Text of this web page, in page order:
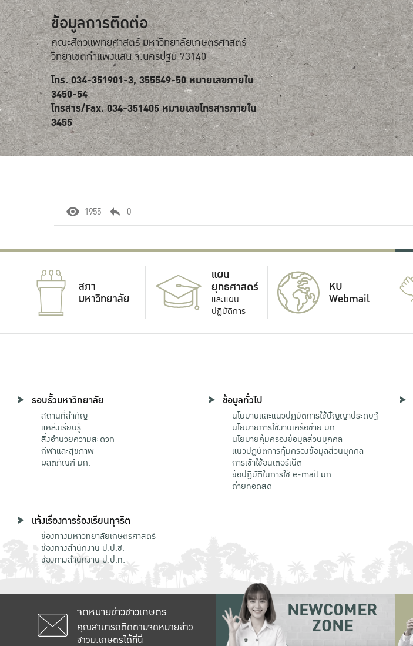
ข้อมูลการติดต่อ
คณะสัตวแพทยศาสตร์ มหาวิทยาลัยเกษตรศาสตร์
วิทยาเขตกำแพงแสน จ.นครปฐม 73140
โทร. 034-351901-3, 355549-50 หมายเลขภายใน
3450-54
โทรสาร/Fax. 034-351405 หมายเลขโทรสารภายใน
3455
1955 0
สภา
มหาวิทยาลัย
แผน
ยุทธศาสตร์
และแผน
ปฏิบัติการ
KU
Webmail
รอบรั้วมหาวิทยาลัย
สถานที่สำคัญ
แหล่งเรียนรู้
สิ่งอำนวยความสะดวก
กีฬาและสุขภาพ
ผลิตภัณฑ์ มก.
ข้อมูลทั่วไป
นโยบายและแนวปฏิบัติการใช้ปัญญาประดิษฐ์
นโยบายการใช้งานเครือข่าย มก.
นโยบายคุ้มครองข้อมูลส่วนบุคคล
แนวปฏิบัติการคุ้มครองข้อมูลส่วนบุคคล
การเข้าใช้อินเตอร์เน็ต
ข้อปฏิบัติในการใช้ e-mail มก.
ถ่ายทอดสด
แจ้งเรื่องการร้องเรียนทุจริต
ช่องทางมหาวิทยาลัยเกษตรศาสตร์
ช่องทางสำนักงาน ป.ป.ช.
ช่องทางสำนักงาน ป.ป.ท.
จดหมายข่าวชาวเกษตร
คุณสามารถติดตามจดหมายข่าว
ชาวม.เกษตรได้ที่นี่
NEWCOMER
ZONE